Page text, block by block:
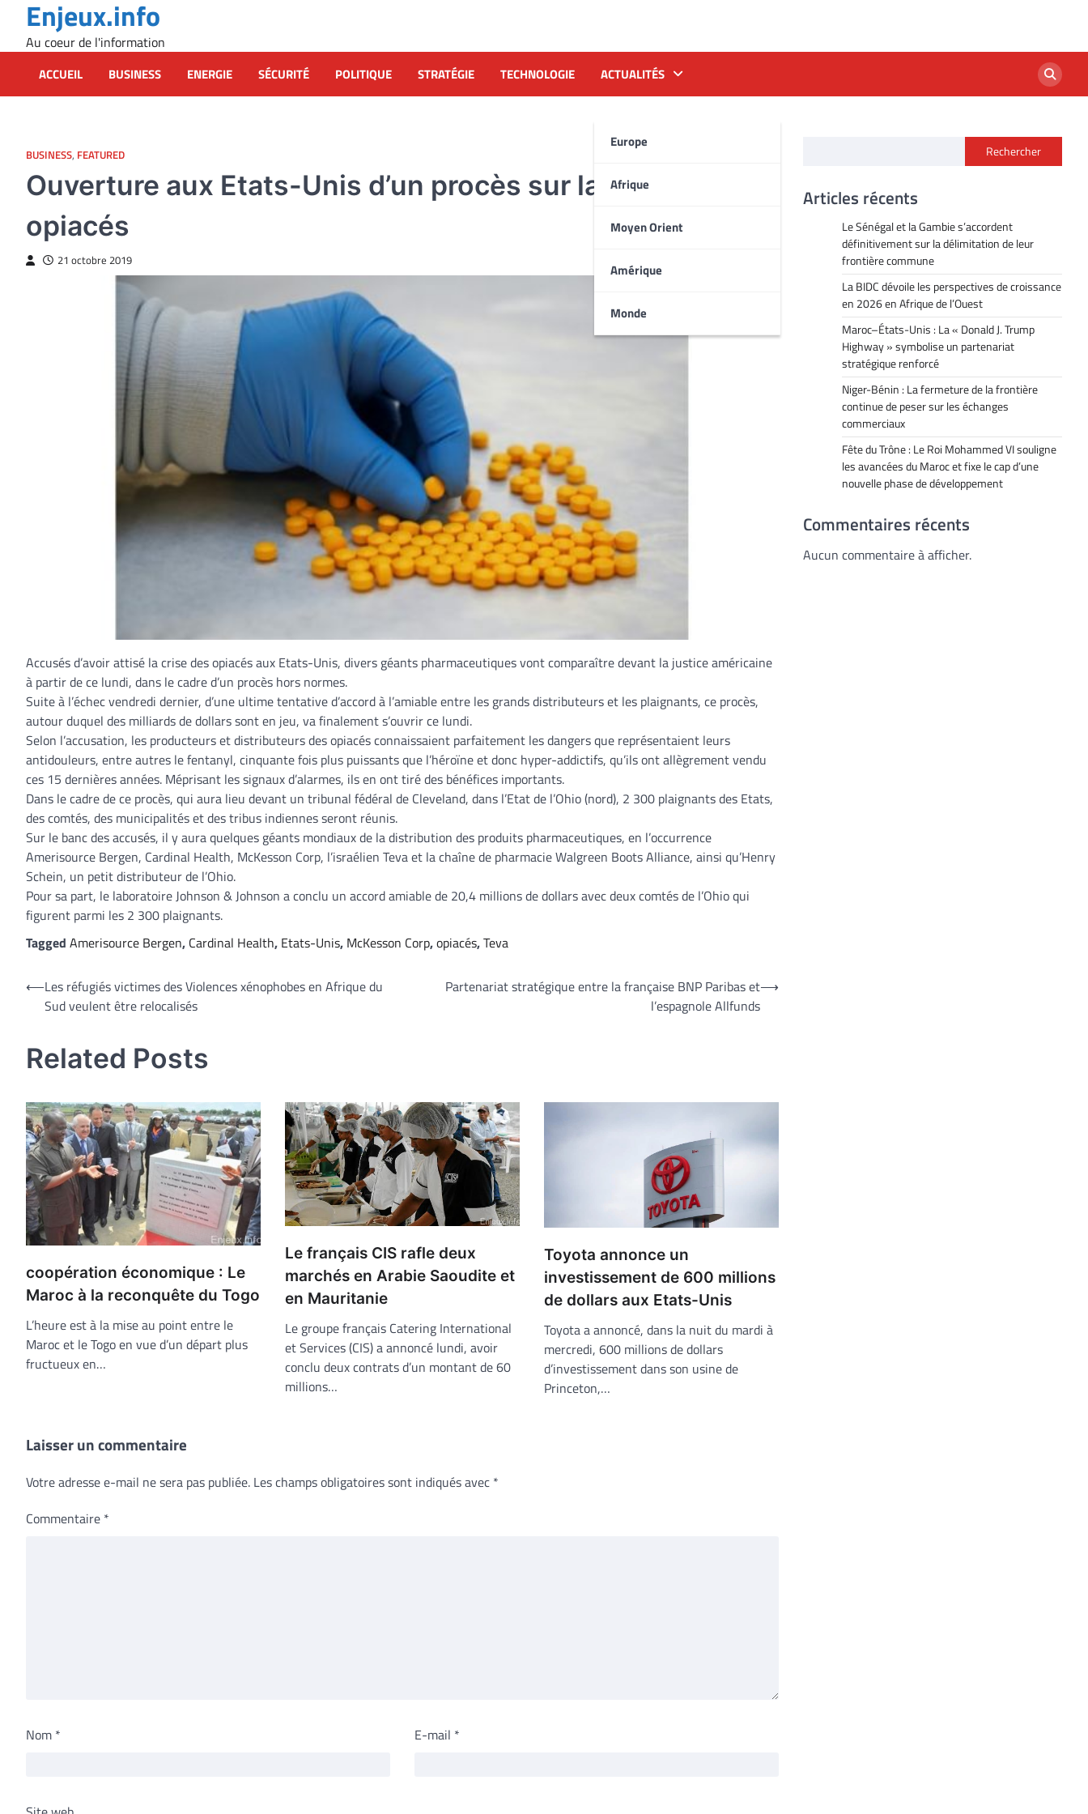
content
Enjeux.info
Au coeur de l'information
ACCUEIL BUSINESS ENERGIE SÉCURITÉ POLITIQUE STRATÉGIE TECHNOLOGIE ACTUALITÉS
Europe
Afrique
Moyen Orient
Amérique
Monde
BUSINESS, FEATURED
Ouverture aux Etats-Unis d’un procès sur la crise des
opiacés
21 octobre 2019
Accusés d’avoir attisé la crise des opiacés aux Etats-Unis, divers géants pharmaceutiques vont comparaître devant la justice américaine
à partir de ce lundi, dans le cadre d’un procès hors normes.
Suite à l’échec vendredi dernier, d’une ultime tentative d’accord à l’amiable entre les grands distributeurs et les plaignants, ce procès,
autour duquel des milliards de dollars sont en jeu, va finalement s’ouvrir ce lundi.
Selon l’accusation, les producteurs et distributeurs des opiacés connaissaient parfaitement les dangers que représentaient leurs
antidouleurs, entre autres le fentanyl, cinquante fois plus puissants que l’héroïne et donc hyper-addictifs, qu’ils ont allègrement vendu
ces 15 dernières années. Méprisant les signaux d’alarmes, ils en ont tiré des bénéfices importants.
Dans le cadre de ce procès, qui aura lieu devant un tribunal fédéral de Cleveland, dans l’Etat de l’Ohio (nord), 2 300 plaignants des Etats,
des comtés, des municipalités et des tribus indiennes seront réunis.
Sur le banc des accusés, il y aura quelques géants mondiaux de la distribution des produits pharmaceutiques, en l’occurrence
Amerisource Bergen, Cardinal Health, McKesson Corp, l’israélien Teva et la chaîne de pharmacie Walgreen Boots Alliance, ainsi qu’Henry
Schein, un petit distributeur de l’Ohio.
Pour sa part, le laboratoire Johnson & Johnson a conclu un accord amiable de 20,4 millions de dollars avec deux comtés de l’Ohio qui
figurent parmi les 2 300 plaignants.
Tagged Amerisource Bergen, Cardinal Health, Etats-Unis, McKesson Corp,opiacés,Teva
Navigation
⟵Les réfugiés victimes des Violences xénophobes en Afrique du
Sud veulent être relocalisés
Partenariat stratégique entre la française BNP Paribas et
l’espagnole Allfunds
⟶
Related Posts
coopération économique : Le
Maroc à la reconquête du Togo
L’heure est à la mise au point entre le
Maroc et le Togo en vue d’un départ plus
fructueux en…
Le français CIS rafle deux
marchés en Arabie Saoudite et
en Mauritanie
Le groupe français Catering International
et Services (CIS) a annoncé lundi, avoir
conclu deux contrats d’un montant de 60
millions…
Toyota annonce un
investissement de 600 millions
de dollars aux Etats-Unis
Toyota a annoncé, dans la nuit du mardi à
mercredi, 600 millions de dollars
d’investissement dans son usine de
Princeton,…
Laisser un commentaire
Votre adresse e-mail ne sera pas publiée. Les champs obligatoires sont indiqués avec *
Commentaire *
Nom * E-mail *
Rechercher
Articles récents
Le Sénégal et la Gambie s’accordent
définitivement sur la délimitation de leur
frontière commune
La BIDC dévoile les perspectives de croissance
en 2026 en Afrique de l’Ouest
Maroc–États-Unis : La « Donald J. Trump
Highway » symbolise un partenariat
stratégique renforcé
Niger-Bénin : La fermeture de la frontière
continue de peser sur les échanges
commerciaux
Fête du Trône : Le Roi Mohammed VI souligne
les avancées du Maroc et fixe le cap d’une
nouvelle phase de développement
Commentaires récents
Aucun commentaire à afficher.